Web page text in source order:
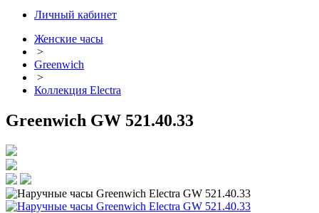
Личный кабинет
Женские часы
>
Greenwich
>
Коллекция Electra
Greenwich GW 521.40.33